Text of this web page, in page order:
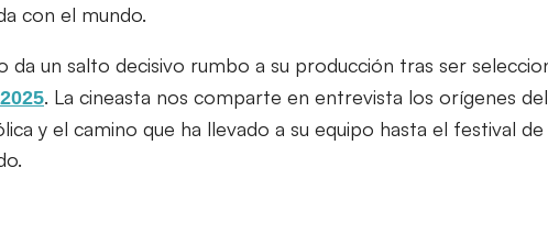
con el mundo.
da un salto decisivo rumbo a su producción tras ser
. La cineasta nos comparte en entrevista los orígenes
y el camino que ha llevado a su equipo hasta el festival de